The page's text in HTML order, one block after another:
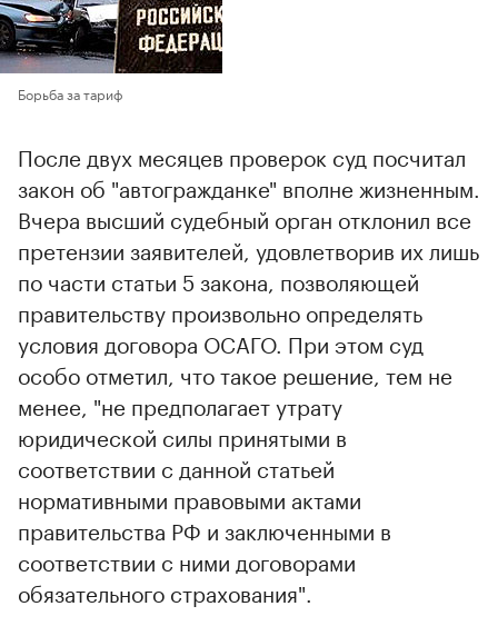
Борьба за тариф
После двух месяцев проверок суд посчитал
закон об "автогражданке" вполне жизненным.
Вчера высший судебный орган отклонил все
претензии заявителей, удовлетворив их лишь
по части статьи 5 закона, позволяющей
правительству произвольно определять
условия договора ОСАГО. При этом суд
особо отметил, что такое решение, тем не
менее, "не предполагает утрату
юридической силы принятыми в
соответствии с данной статьей
нормативными правовыми актами
правительства РФ и заключенными в
соответствии с ними договорами
обязательного страхования".